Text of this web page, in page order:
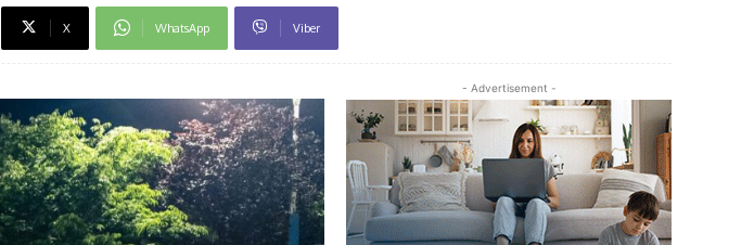
X WhatsApp Viber
- Advertisement -